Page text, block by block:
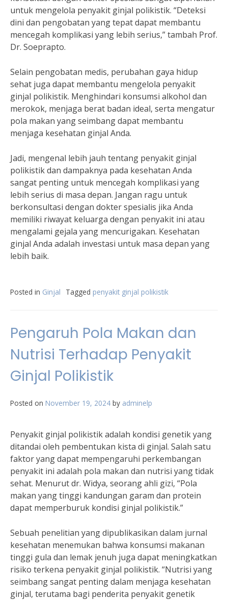
untuk mengelola penyakit ginjal polikistik. “Deteksi
dini dan pengobatan yang tepat dapat membantu
mencegah komplikasi yang lebih serius,” tambah Prof.
Dr. Soeprapto.
Selain pengobatan medis, perubahan gaya hidup
sehat juga dapat membantu mengelola penyakit
ginjal polikistik. Menghindari konsumsi alkohol dan
merokok, menjaga berat badan ideal, serta mengatur
pola makan yang seimbang dapat membantu
menjaga kesehatan ginjal Anda.
Jadi, mengenal lebih jauh tentang penyakit ginjal
polikistik dan dampaknya pada kesehatan Anda
sangat penting untuk mencegah komplikasi yang
lebih serius di masa depan. Jangan ragu untuk
berkonsultasi dengan dokter spesialis jika Anda
memiliki riwayat keluarga dengan penyakit ini atau
mengalami gejala yang mencurigakan. Kesehatan
ginjal Anda adalah investasi untuk masa depan yang
lebih baik.
Posted in Ginjal Tagged penyakit ginjal polikistik
Pengaruh Pola Makan dan
Nutrisi Terhadap Penyakit
Ginjal Polikistik
Posted on November 19, 2024 by adminelp
Penyakit ginjal polikistik adalah kondisi genetik yang
ditandai oleh pembentukan kista di ginjal. Salah satu
faktor yang dapat mempengaruhi perkembangan
penyakit ini adalah pola makan dan nutrisi yang tidak
sehat. Menurut dr. Widya, seorang ahli gizi, “Pola
makan yang tinggi kandungan garam dan protein
dapat memperburuk kondisi ginjal polikistik.”
Sebuah penelitian yang dipublikasikan dalam jurnal
kesehatan menemukan bahwa konsumsi makanan
tinggi gula dan lemak jenuh juga dapat meningkatkan
risiko terkena penyakit ginjal polikistik. “Nutrisi yang
seimbang sangat penting dalam menjaga kesehatan
ginjal, terutama bagi penderita penyakit genetik